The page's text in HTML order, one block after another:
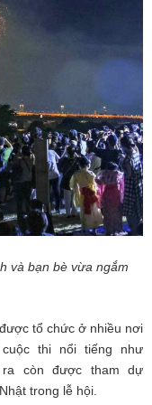
và bạn bè vừa ngắm
tổ chức ở nhiều nơi
thi nổi tiếng như
ra còn được tham dự
trong lễ hội.